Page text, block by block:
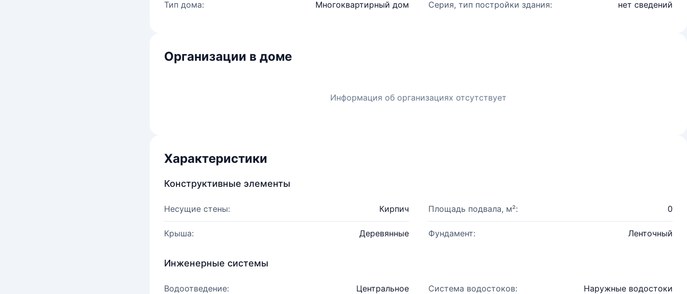
Тип дома: Многоквартирный дом Серия, тип постройки здания: нет сведений
Организации в доме
Информация об организациях отсутствует
Характеристики
Конструктивные элементы
Несущие стены: Кирпич Площадь подвала, м²: 0
Крыша: Деревянные Фундамент: Ленточный
Инженерные системы
Водоотведение: Центральное Система водостоков: Наружные водостоки